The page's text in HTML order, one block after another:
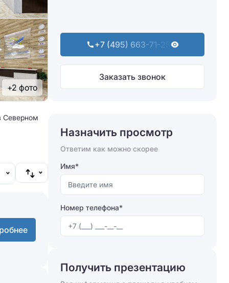
+2 фото
+7 (495) 663-71-25
Заказать звонок
Северном
Назначить просмотр
Ответим как можно скорее
Имя*
Номер телефона*
Получить презентацию